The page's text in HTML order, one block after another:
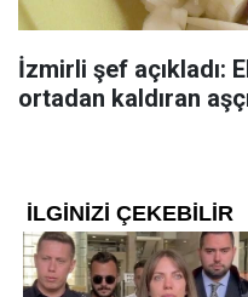
İzmirli şef açıkladı:
ortadan kaldıran